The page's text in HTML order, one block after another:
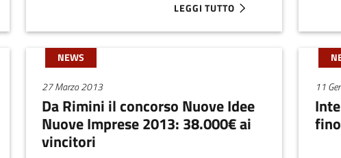
BARCAMPER SCOUTING TOUR @ R2BLEGGI TUTTO
ABOUT STARTUP = RIPRESA.
NEWS
27 Marzo 2013
Da Rimini il concorso Nuove Idee
Nuove Imprese 2013: 38.000€ ai
vincitori
11